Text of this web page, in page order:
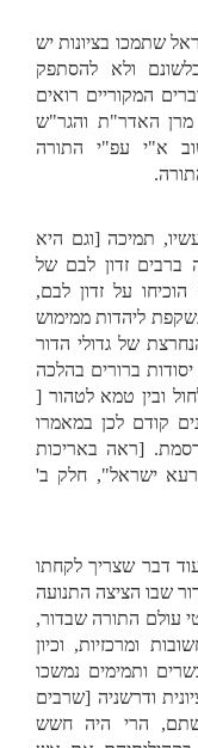
שתמכו בציונות יש
ולא להסתפק
המקוריים רואים
האדר"ת והגר"ש
א"י עפ"י התורה
תמיכה [וגם היא
ברבים זדון לבם של
על זדון לבם,
ליהדות ממימוש
של גדולי הדור
ברורים בהלכה
ובין טמא לטהור [
קודם לכן במאמרו
[ראה באריכות
ישראל", חלק ב'
דבר שצריך לקחתו
שבו הציצה התנועה
עולם התורה שבדור,
ומרכזיות, וכיון
ותמימים נמשכו
ודרשניה [שרבים
הרי היה חשש